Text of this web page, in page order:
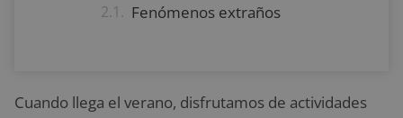
Fenómenos extraños
Cuando llega el verano, disfrutamos de actividades